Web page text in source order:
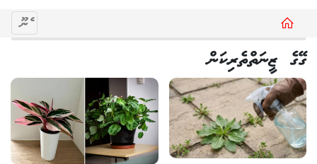
މެނޫ
ގޭގެ ޒީނަތްތެރިކަން